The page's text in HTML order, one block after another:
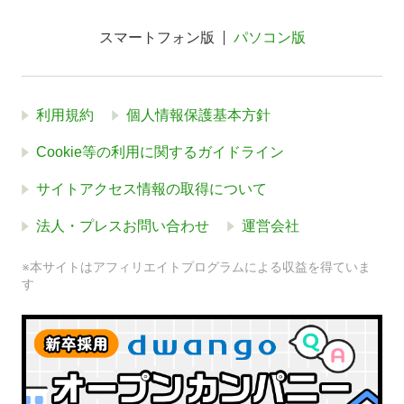
スマートフォン版 パソコン版
利用規約 個人情報保護基本方針
Cookie等の利用に関するガイドライン
サイトアクセス情報の取得について
法人・プレスお問い合わせ 運営会社
※本サイトはアフィリエイトプログラムによる収益を得ていま
す